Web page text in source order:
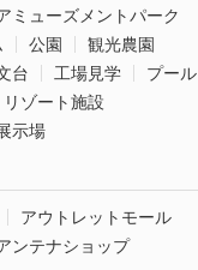
ミューズメントパーク
公園
観光農園
台 工場見学
プール
ゾート施設
示場
アウトレットモール
ンテナショップ